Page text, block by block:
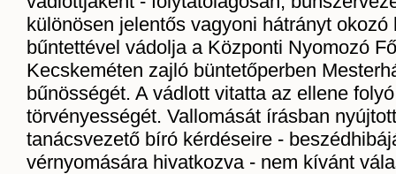
különösen jelentős vagyoni hátrányt okozó
bűntettével vádolja a Központi Nyomozó
Kecskeméten zajló büntetőperben
bűnösségét. A vádlott vitatta az ellene
törvényességét. Vallomását írásban
tanácsvezető bíró kérdéseire -
vérnyomására hivatkozva - nem kívánt